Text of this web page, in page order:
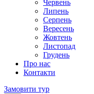
Червень
Липень
Серпень
Вересень
Жовтень
Листопад
Грудень
Про нас
Контакти
Замовити тур